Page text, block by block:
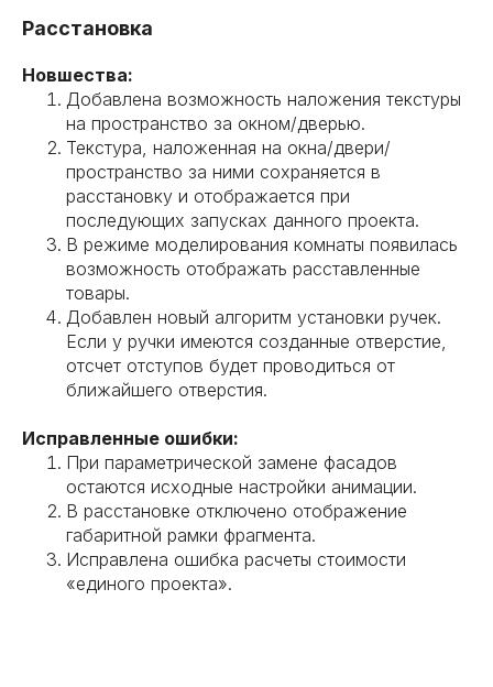
Расстановка
Новшества:
Добавлена возможность наложения текстуры
на пространство за окном/дверью.
Текстура, наложенная на окна/двери/
пространство за ними сохраняется в
расстановку и отображается при
последующих запусках данного проекта.
В режиме моделирования комнаты появилась
возможность отображать расставленные
товары.
Добавлен новый алгоритм установки ручек.
Если у ручки имеются созданные отверстие,
отсчет отступов будет проводиться от
ближайшего отверстия.
Исправленные ошибки:
При параметрической замене фасадов
остаются исходные настройки анимации.
В расстановке отключено отображение
габаритной рамки фрагмента.
Исправлена ошибка расчеты стоимости
«единого проекта».